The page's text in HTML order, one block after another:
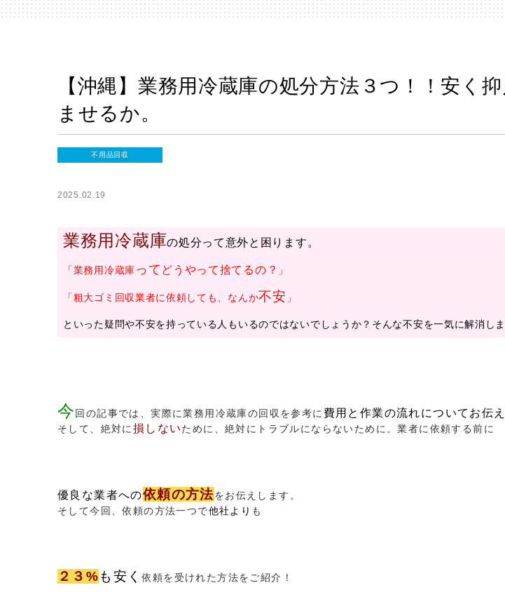
【沖縄】業務用冷蔵庫の処分方法３つ！！安く
ませるか。
不用品回収
2025.02.19
業務用冷蔵庫の処分って意外と困ります。
「業務用冷蔵庫って どうやって捨てるの？ 」
「粗大ゴミ回収業者に依頼しても、なんか不安 」
といった疑問や不安を持っている人もいるのではないでしょうか？そんな不安を一気に解消しま
今回の記事では、実際に業務用冷蔵庫の回収を参考に 費用と作業の流れについてお伝え
そして、絶対に 損しないために、絶対にトラブルにならないために。業者に依頼する前に
優良な業者への依頼の方法をお伝えします。
そして今回、依頼の方法一つで他社より も
２３%も安く依頼を受けれた方法をご紹介！